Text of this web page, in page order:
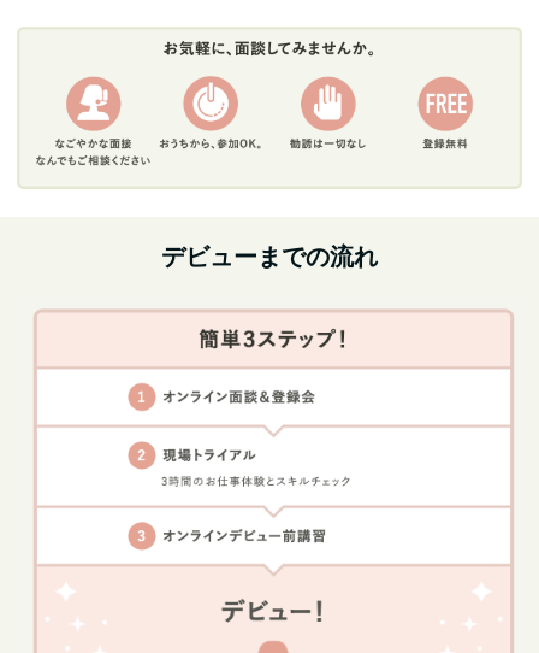
デビューまでの流れ